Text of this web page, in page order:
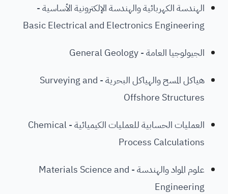
الهندسة الكهربائية والهندسة الإلكترونية الأساسية -
Basic Electrical and Electronics Engineering
الجيولوجيا العامة - General Geology
هياكل المسح والهياكل البحرية - Surveying and
Offshore Structures
العمليات الحسابية للعمليات الكيميائية - Chemical
Process Calculations
علوم المواد والهندسة - Materials Science and
Engineering